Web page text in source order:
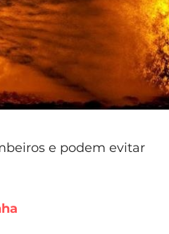
e podem evitar